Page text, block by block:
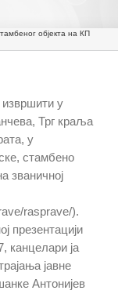
објекта на КП
извршити у
Трг краља
у
стамбено
званичној
rasprave/).
презентацији
канцелари ја
јавне
Антонијев